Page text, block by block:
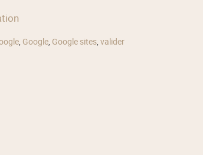
, Google, Google sites, valider